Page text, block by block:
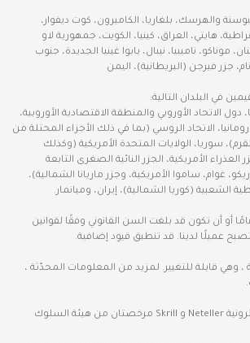
البوسنة والهرسك، بلغاريا، الكاميرون، كوت ديفوار،
هايتي، العراق، كينيا، الكويت، جمهورية لاو
موناكو، ناميبيا، نيبال، بابوا غينيا الجديدة، جنوب
جزر فيرجن (البريطانية)، اليمن
في البلدان التالية:
دول الاتحاد الأوروبي والمنطقة الاقتصادية الأوروبية،
الاتحاد الروسي (بما في ذلك الأجزاء المحتلة من
سوريا، الولايات المتحدة الأمريكية (وكذلك
العذراء الأمريكية، الجزر النائية الصغرى التابعة
غوام، ساموا الأمريكية، وجزر ماريانا الشمالية)،
الشعبية (كوريا الشمالية)، إيران، وميانمار.
أن يكون عمرك 18 عامًا أو أن تكون قد بلغت السن القانوني وفقًا لقوانين
عميلًا لدينا. قد تنطبق قيود إضافية.
قابلة للتغيير. لمزيد من المعلومات المحدّثة ،
إن مؤسستا النقود الإلكترونية Neteller و Skrill مرخصتان من هيئة السلوك